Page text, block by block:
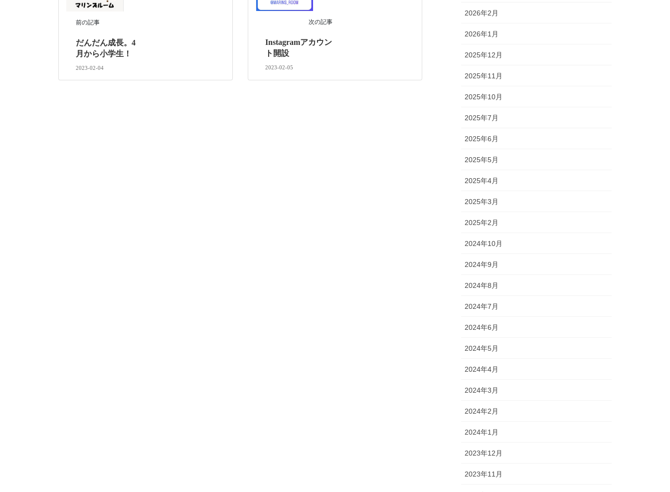
前の記事
だんだん成長。4
月から小学生！
2023-02-04
次の記事
Instagramアカウン
ト開設
2023-02-05
2026年2月
2026年1月
2025年12月
2025年11月
2025年10月
2025年7月
2025年6月
2025年5月
2025年4月
2025年3月
2025年2月
2024年10月
2024年9月
2024年8月
2024年7月
2024年6月
2024年5月
2024年4月
2024年3月
2024年2月
2024年1月
2023年12月
2023年11月